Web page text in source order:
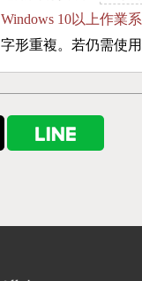
Windows 10以上作業
字形重複。若仍需使